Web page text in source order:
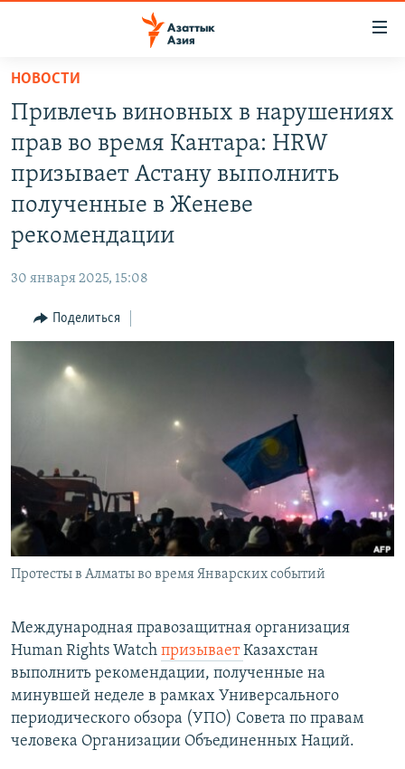
Вернуться
основному
содержанию
Вернутся
главной
навигации
Вернутся
КАЗАХСТАН
НОВОСТИ
ВОЙНА В УКРАИНЕ
ТОҶИКӢ
ПОДПИШИТЕСЬ НА НАС В СОЦСЕТЯХ
Все сайты РСЕ/РС
НОВОСТИ
Привлечь виновных в нарушениях
прав во время Кантара: HRW
призывает Астану выполнить
полученные в Женеве
рекомендации
30 января 2025, 15:08
Поделиться
Протесты в Алматы во время Январских событий
Международная правозащитная организация
Human Rights Watch призываетКазахстан
выполнить рекомендации, полученные на
минувшей неделе в рамках Универсального
периодического обзора (УПО) Совета по правам
человека Организации Объединенных Наций.